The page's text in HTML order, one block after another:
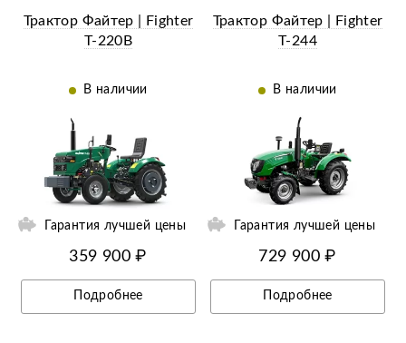
Трактор Файтер | Fighter
Т-220B
В наличии
Гарантия лучшей цены
359 900 ₽
Подробнее
Трактор Файтер | Fighter
Т-244
В наличии
Ещё 1 фотография
Гарантия лучшей цены
729 900 ₽
Подробнее